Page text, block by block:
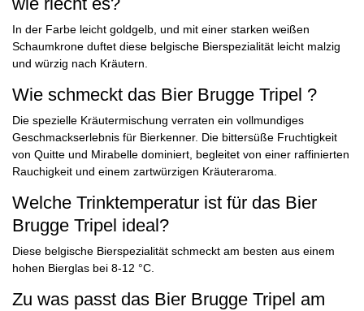
In der Farbe leicht goldgelb, und mit einer starken weißen
Schaumkrone duftet diese belgische Bierspezialität leicht malzig
und würzig nach Kräutern.
Wie schmeckt das Bier Brugge Tripel ?
Die spezielle Kräutermischung verraten ein vollmundiges
Geschmackserlebnis für Bierkenner. Die bittersüße Fruchtigkeit
von Quitte und Mirabelle dominiert, begleitet von einer raffinierten
Rauchigkeit und einem zartwürzigen Kräuteraroma.
Welche Trinktemperatur ist für das Bier
Brugge Tripel ideal?
Diese belgische Bierspezialität schmeckt am besten aus einem
hohen Bierglas bei 8-12 °C.
Zu was passt das Bier Brugge Tripel am